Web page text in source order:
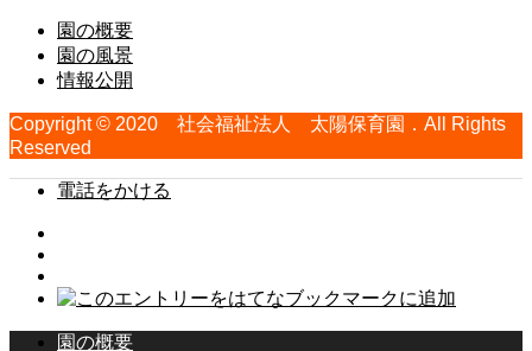
園の概要
園の風景
情報公開
Copyright © 2020 社会福祉法人 太陽保育園．All Rights
Reserved
電話をかける
園の概要